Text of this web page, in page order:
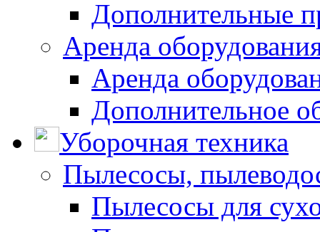
Дополнительные
Аренда
Аренда
Дополнительное
Уборочная техника
Пылесосы,
Пылесосы для